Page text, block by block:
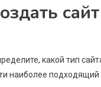
какой тип
наиболее подходящий